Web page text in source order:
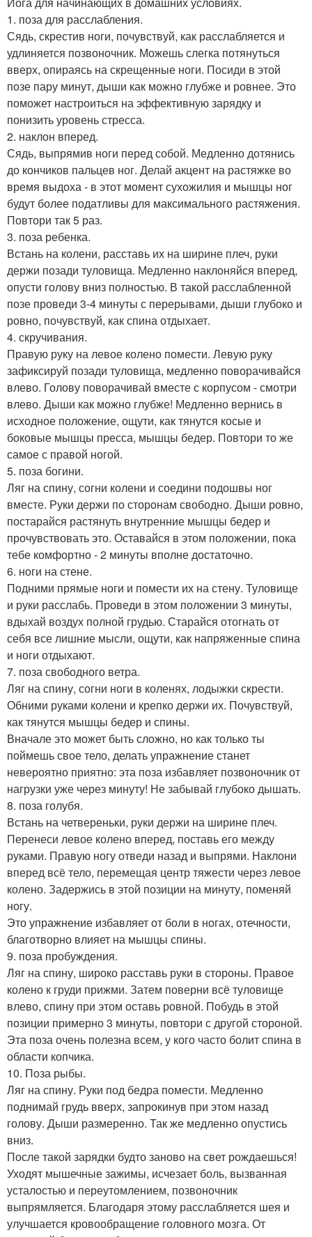
1. поза для расслабления.
Сядь, скрестив ноги, почувствуй, как расслабляется и
удлиняется позвоночник. Можешь слегка потянуться
вверх, опираясь на скрещенные ноги. Посиди в этой
позе пару минут, дыши как можно глубже и ровнее. Это
поможет настроиться на эффективную зарядку и
понизить уровень стресса.
2. наклон вперед.
Сядь, выпрямив ноги перед собой. Медленно дотянись
до кончиков пальцев ног. Делай акцент на растяжке во
время выдоха - в этот момент сухожилия и мышцы ног
будут более податливы для максимального растяжения.
Повтори так 5 раз.
3. поза ребенка.
Встань на колени, расставь их на ширине плеч, руки
держи позади туловища. Медленно наклоняйся вперед,
опусти голову вниз полностью. В такой расслабленной
позе проведи 3-4 минуты с перерывами, дыши глубоко и
ровно, почувствуй, как спина отдыхает.
4. скручивания.
Правую руку на левое колено помести. Левую руку
зафиксируй позади туловища, медленно поворачивайся
влево. Голову поворачивай вместе с корпусом - смотри
влево. Дыши как можно глубже! Медленно вернись в
исходное положение, ощути, как тянутся косые и
боковые мышцы пресса, мышцы бедер. Повтори то же
самое с правой ногой.
5. поза богини.
Ляг на спину, согни колени и соедини подошвы ног
вместе. Руки держи по сторонам свободно. Дыши ровно,
постарайся растянуть внутренние мышцы бедер и
прочувствовать это. Оставайся в этом положении, пока
тебе комфортно - 2 минуты вполне достаточно.
6. ноги на стене.
Подними прямые ноги и помести их на стену. Туловище
и руки расслабь. Проведи в этом положении 3 минуты,
вдыхай воздух полной грудью. Старайся отогнать от
себя все лишние мысли, ощути, как напряженные спина
и ноги отдыхают.
7. поза свободного ветра.
Ляг на спину, согни ноги в коленях, лодыжки скрести.
Обними руками колени и крепко держи их. Почувствуй,
как тянутся мышцы бедер и спины.
Вначале это может быть сложно, но как только ты
поймешь свое тело, делать упражнение станет
невероятно приятно: эта поза избавляет позвоночник от
нагрузки уже через минуту! Не забывай глубоко дышать.
8. поза голубя.
Встань на четвереньки, руки держи на ширине плеч.
Перенеси левое колено вперед, поставь его между
руками. Правую ногу отведи назад и выпрями. Наклони
вперед всё тело, перемещая центр тяжести через левое
колено. Задержись в этой позиции на минуту, поменяй
ногу.
Это упражнение избавляет от боли в ногах, отечности,
благотворно влияет на мышцы спины.
9. поза пробуждения.
Ляг на спину, широко расставь руки в стороны. Правое
колено к груди прижми. Затем поверни всё туловище
влево, спину при этом оставь ровной. Побудь в этой
позиции примерно 3 минуты, повтори с другой стороной.
Эта поза очень полезна всем, у кого часто болит спина в
области копчика.
10. Поза рыбы.
Ляг на спину. Руки под бедра помести. Медленно
поднимай грудь вверх, запрокинув при этом назад
голову. Дыши размеренно. Так же медленно опустись
вниз.
После такой зарядки будто заново на свет рождаешься!
Уходят мышечные зажимы, исчезает боль, вызванная
усталостью и переутомлением, позвоночник
выпрямляется. Благодаря этому расслабляется шея и
улучшается кровообращение головного мозга. От